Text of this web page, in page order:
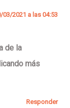
03/2021 a las 04:53
de la
más
Responder